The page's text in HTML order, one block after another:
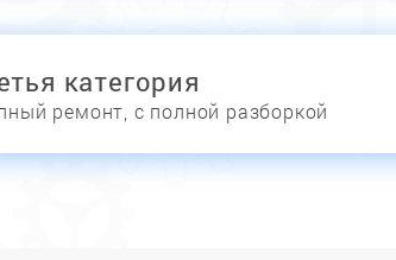
категория
ремонт, с полной разборкой